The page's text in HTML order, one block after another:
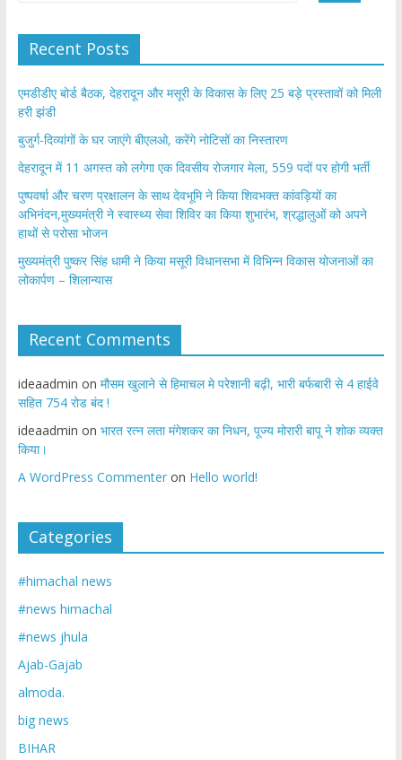
Recent Posts
एमडीडीए बोर्ड बैठक, देहरादून और मसूरी के विकास के लिए 25 बड़े प्रस्तावों को मिली
हरी झंडी
बुजुर्ग-दिव्यांगों के घर जाएंगे बीएलओ, करेंगे नोटिसों का निस्तारण
​देहरादून में 11 अगस्त को लगेगा एक दिवसीय रोजगार मेला, 559 पदों पर होगी भर्ती
पुष्पवर्षा और चरण प्रक्षालन के साथ देवभूमि ने किया शिवभक्त कांवड़ियों का
अभिनंदन,मुख्यमंत्री ने स्वास्थ्य सेवा शिविर का किया शुभारंभ, श्रद्धालुओं को अपने
हाथों से परोसा भोजन
मुख्यमंत्री पुष्कर सिंह धामी ने किया मसूरी विधानसभा में विभिन्न विकास योजनाओं का
लोकार्पण – शिलान्यास
Recent Comments
ideaadmin on मौसम खुलाने से हिमाचल मे परेशानी बढ़ी, भारी बर्फबारी से 4 हाईवे
सहित 754 रोड बंद !
ideaadmin on भारत रत्न लता मंगेशकर का निधन, पूज्य मोरारी बापू ने शोक व्यक्त
किया।
A WordPress Commenteron Hello world!
Categories
#himachal news
#news himachal
#news jhula
Ajab-Gajab
almoda.
big news
BIHAR